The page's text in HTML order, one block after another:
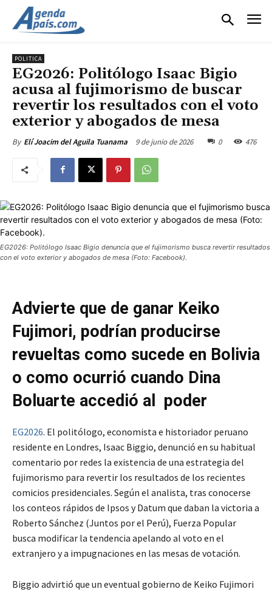
POLITICA
EG2026: Politólogo Isaac Bigio
acusa al fujimorismo de buscar
revertir los resultados con el voto
exterior y abogados de mesa
By Elí Joacim del Aguila Tuanama 9 de junio de 2026 0 476
EG2026: Politólogo Isaac Bigio denuncia que el fujimorismo busca revertir resultados
con el voto exterior y abogados de mesa (Foto: Facebook).
Advierte que de ganar Keiko
Fujimori, podrían producirse
revueltas como sucede en Bolivia
o como ocurrió cuando Dina
Boluarte accedió al poder
EG2026. El politólogo, economista e historiador peruano
residente en Londres, Isaac Biggio, denunció en su habitual
comentario por redes la existencia de una estrategia del
fujimorismo para revertir los resultados de los recientes
comicios presidenciales. Según el analista, tras conocerse
los conteos rápidos de Ipsos y Datum que daban la victoria a
Roberto Sánchez (Juntos por el Perú), Fuerza Popular
busca modificar la tendencia apelando al voto en el
extranjero y a impugnaciones en las mesas de votación.
Biggio advirtió que un eventual gobierno de Keiko Fujimori